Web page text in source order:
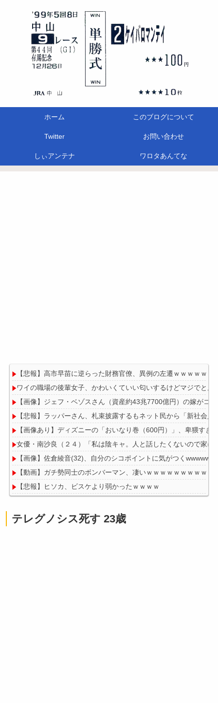
ホーム このブログについて
Twitter お問い合わせ
しぃアンテナ ワロタあんてな
【悲報】高市早苗に逆らった財務官僚、異例の左遷ｗｗｗｗｗｗ
ワイの職場の後輩女子、かわいくていい匂いするけどマジでとん
【画像】ジェフ・ベゾスさん（資産約43兆7700億円）の嫁がコ
【悲報】ラッパーさん、札束披露するもネット民から「新社会
【画像あり】ディズニーの「おいなり巻（600円）」、卑猥すぎ
女優・南沙良（２４）「私は陰キャ。人と話したくないので家
【画像】佐倉綾音(32)、自分のシコポイントに気がつく
【動画】ガチ勢同士のボンバーマン、凄いｗｗｗｗｗｗｗｗｗｗ
【悲報】ヒソカ、ビスケより弱かったｗｗｗｗ
テレグノシス死す 23歳